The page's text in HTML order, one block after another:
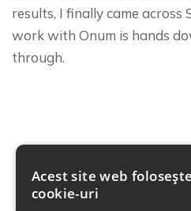
results, I finally came across
work with Onum is hands
through.
Acest site web folosește
cookie-uri